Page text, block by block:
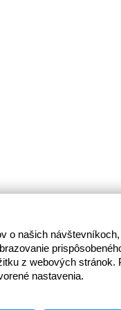
o našich
z webových stránok.
nastavenia.